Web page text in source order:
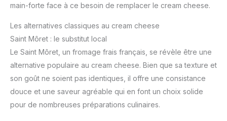
main-forte face à ce besoin de remplacer le cream cheese.
Les alternatives classiques au cream cheese
Saint Môret : le substitut local
Le Saint Môret, un fromage frais français, se révèle être une
alternative populaire au cream cheese. Bien que sa texture et
son goût ne soient pas identiques, il offre une consistance
douce et une saveur agréable qui en font un choix solide
pour de nombreuses préparations culinaires.